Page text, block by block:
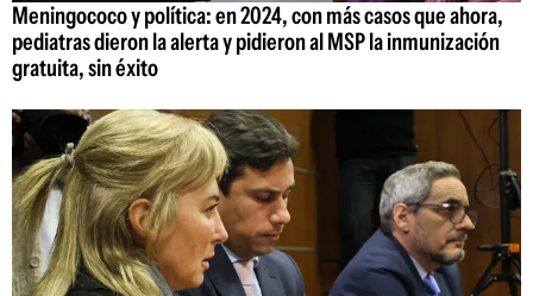
Meningococo y política: en 2024, con más casos que ahora,
pediatras dieron la alerta y pidieron al MSP la inmunización
gratuita, sin éxito